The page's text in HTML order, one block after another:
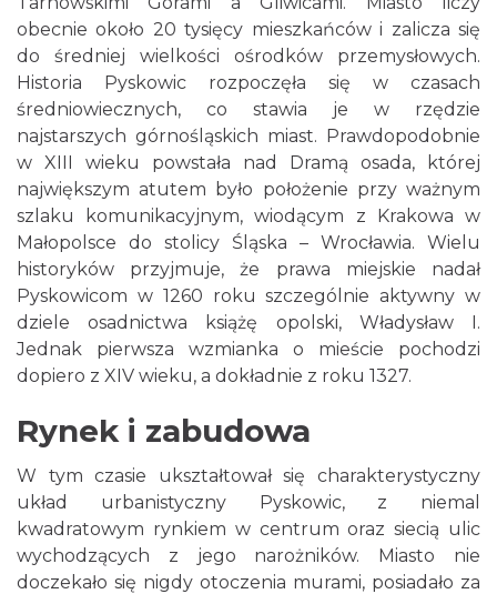
obecnie około 20 tysięcy mieszkańców i zalicza się
do średniej wielkości ośrodków przemysłowych.
Historia Pyskowic rozpoczęła się w czasach
średniowiecznych, co stawia je w rzędzie
najstarszych górnośląskich miast. Prawdopodobnie
w XIII wieku powstała nad Dramą osada, której
największym atutem było położenie przy ważnym
szlaku komunikacyjnym, wiodącym z Krakowa w
Małopolsce do stolicy Śląska – Wrocławia. Wielu
historyków przyjmuje, że prawa miejskie nadał
Pyskowicom w 1260 roku szczególnie aktywny w
dziele osadnictwa książę opolski, Władysław I.
Jednak pierwsza wzmianka o mieście pochodzi
dopiero z XIV wieku, a dokładnie z roku 1327.
Rynek i zabudowa
W tym czasie ukształtował się charakterystyczny
układ urbanistyczny Pyskowic, z niemal
kwadratowym rynkiem w centrum oraz siecią ulic
wychodzących z jego narożników. Miasto nie
doczekało się nigdy otoczenia murami, posiadało za